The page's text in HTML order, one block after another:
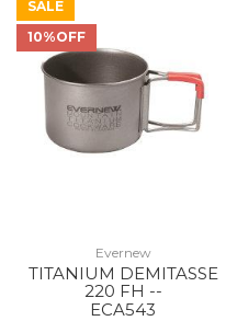
SALE
10%OFF
Evernew
TITANIUM DEMITASSE
220 FH --
ECA543